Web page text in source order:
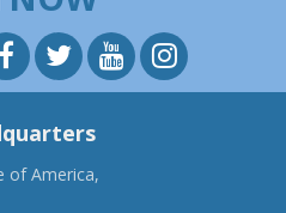
of America,